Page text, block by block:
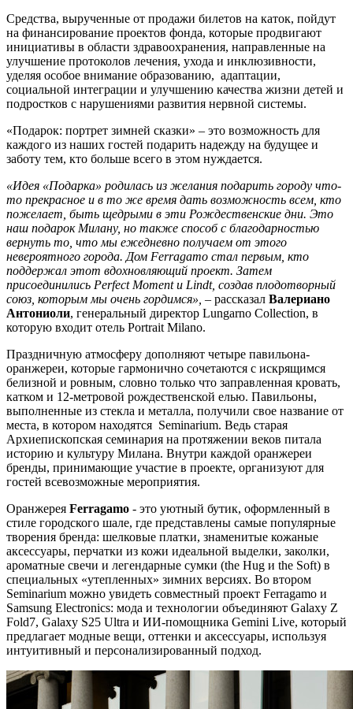
Средства, вырученные от продажи билетов на каток, пойдут
на финансирование проектов фонда, которые продвигают
инициативы в области здравоохранения, направленные на
улучшение протоколов лечения, ухода и инклюзивности,
уделяя особое внимание образованию, адаптации,
социальной интеграции и улучшению качества жизни детей и
подростков с нарушениями развития нервной системы.
«Подарок: портрет зимней сказки» – это возможность для
каждого из наших гостей подарить надежду на будущее и
заботу тем, кто больше всего в этом нуждается.
«Идея «Подарка» родилась из желания подарить городу что-
то прекрасное и в то же время дать возможность всем, кто
пожелает, быть щедрыми в эти Рождественские дни. Это
наш подарок Милану, но также способ с благодарностью
вернуть то, что мы ежедневно получаем от этого
невероятного города.Дом Ferragamo стал первым, кто
поддержал этот вдохновляющий проект. Затем
присоединились Perfect Moment и Lindt, создав плодотворный
союз, которым мы очень гордимся», – рассказал Валериано
Антониоли, генеральный директор Lungarno Collection, в
которую входит отель Portrait Milano.
Праздничную атмосферу дополняют четыре павильона-
оранжереи, которые гармонично сочетаются с искрящимся
белизной и ровным, словно только что заправленная кровать,
катком и 12-метровой рождественской елью. Павильоны,
выполненные из стекла и металла, получили свое название от
места, в котором находятся Seminarium. Ведь старая
Архиепископская семинария на протяжении веков питала
историю и культуру Милана. Внутри каждой оранжереи
бренды, принимающие участие в проекте, организуют для
гостей всевозможные мероприятия.
Оранжерея Ferragamo - это уютный бутик, оформленный в
стиле городского шале, где представлены самые популярные
творения бренда: шелковые платки, знаменитые кожаные
аксессуары, перчатки из кожи идеальной выделки, заколки,
ароматные свечи и легендарные сумки (the Hug и the Soft) в
специальных «утепленных» зимних версиях. Во втором
Seminarium можно увидеть совместный проект Ferragamo и
Samsung Electronics: мода и технологии объединяют Galaxy Z
Fold7, Galaxy S25 Ultra и ИИ-помощника Gemini Live, который
предлагает модные вещи, оттенки и аксессуары, используя
интуитивный и персонализированный подход.